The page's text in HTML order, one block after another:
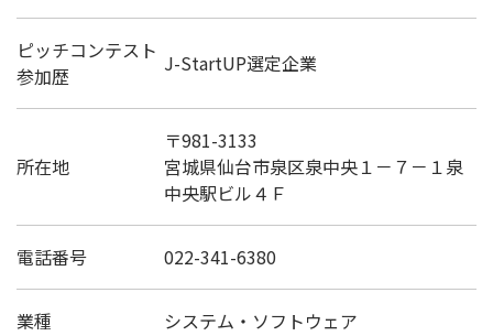
ピッチコンテスト
参加歴
J-StartUP選定企業
所在地
〒981-3133
宮城県仙台市泉区泉中央１－７－１泉
中央駅ビル４Ｆ
電話番号 022-341-6380
業種 システム・ソフトウェア